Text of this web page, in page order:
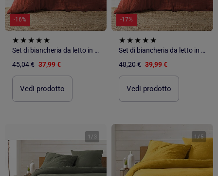
-16%
Set di biancheria da letto in garza di cotone
45,04 € 37,99 €
Vedi prodotto
-17%
Set di biancheria da letto in garza di cotone
48,20 € 39,99 €
Vedi prodotto
1 / 3 1 /5